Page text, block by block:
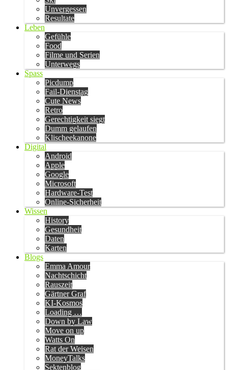
Unvergessen
Resultate
Leben
Gefühle
Food
Filme und Serien
Unterwegs
Spass
Picdump
Fail-Dienstag
Cute News
Retro
Gerechtigkeit siegt
Dumm gelaufen
Klischeekanone
Digital
Android
Apple
Google
Microsoft
Hardware-Test
Online-Sicherheit
Wissen
History
Gesundheit
Daten
Karten
Blogs
Emma Amour
Nachtschicht
Rauszeit
Gärtner Graf
KI-Kosmos
Loading …
Down by Law
Move on up
Watts On
Rat der Weisen
MoneyTalks
Sektenblog